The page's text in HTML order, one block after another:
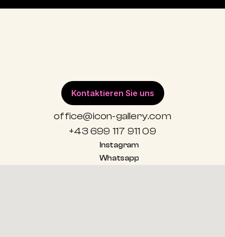
Kontaktieren Sie uns
office@icon-gallery.com
+43 699 117 911 09
Instagram
Whatsapp